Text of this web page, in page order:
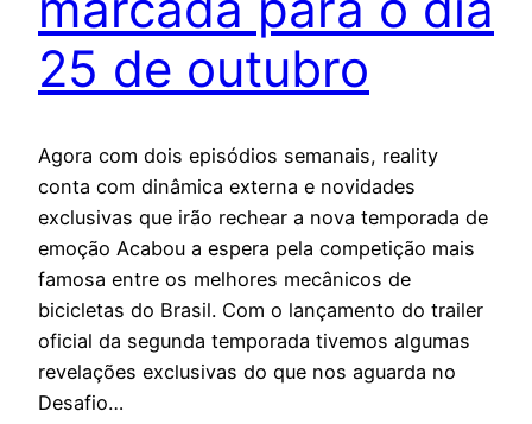
25 de outubro
Agora com dois episódios semanais, reality
conta com dinâmica externa e novidades
exclusivas que irão rechear a nova temporada de
emoção Acabou a espera pela competição mais
famosa entre os melhores mecânicos de
bicicletas do Brasil. Com o lançamento do trailer
oficial da segunda temporada tivemos algumas
revelações exclusivas do que nos aguarda no
Desafio…